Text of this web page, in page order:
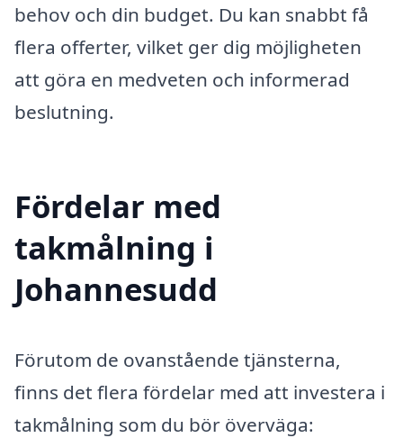
behov och din budget. Du kan snabbt få
flera offerter, vilket ger dig möjligheten
att göra en medveten och informerad
beslutning.
Fördelar med
takmålning i
Johannesudd
Förutom de ovanstående tjänsterna,
finns det flera fördelar med att investera i
takmålning som du bör överväga: